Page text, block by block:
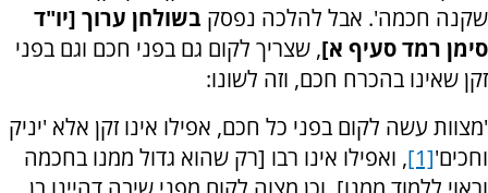
שקנה חכמה'. אבל להלכה נפסק בשולחן ערוך [יו"ד
סימן רמד סעיף א], שצריך לקום גם בפני חכם וגם בפני
זקן שאינו בהכרח חכם, וזה לשונו:
'מצוות עשה לקום בפני כל חכם, אפילו אינו זקן אלא 'יניק
וחכים'[1], ואפילו אינו רבו [רק שהוא גדול ממנו בחכמה